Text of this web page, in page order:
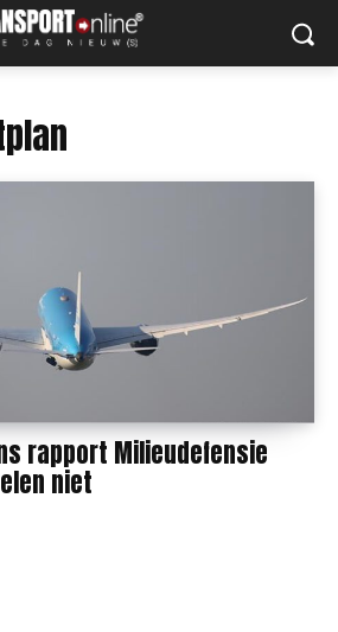
rapport Milieudefensie
niet